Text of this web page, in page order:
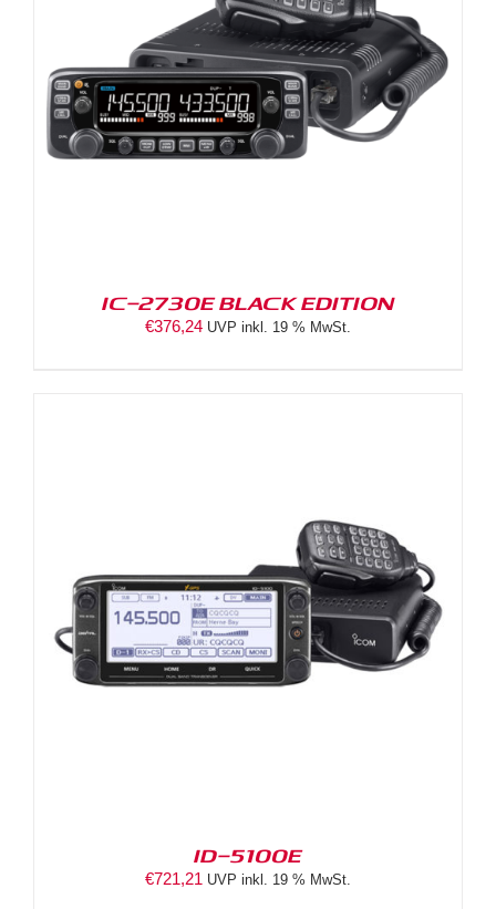
IC-2730E BLACK EDITION
€376,24 UVP inkl. 19 % MwSt.
ID-5100E
€721,21 UVP inkl. 19 % MwSt.